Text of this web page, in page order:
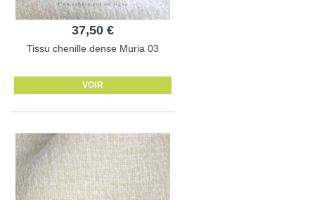
37,50 €
Tissu chenille dense Muria 03
VOIR